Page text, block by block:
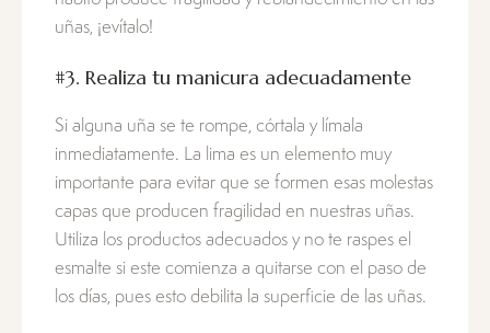
uñas, ¡evítalo!
#3. Realiza tu manicura adecuadamente
Si alguna uña se te rompe, córtala y límala
inmediatamente. La lima es un elemento muy
importante para evitar que se formen esas molestas
capas que producen fragilidad en nuestras uñas.
Utiliza los productos adecuados y no te raspes el
esmalte si este comienza a quitarse con el paso de
los días, pues esto debilita la superficie de las uñas.